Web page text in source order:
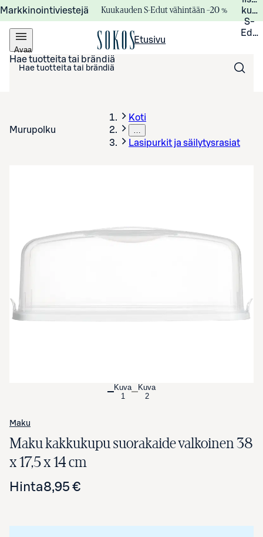
Markkinointiviestejä Kuukauden S-Edut vähintään –20 %
S-
Avaa
valikko
Etusivu
Hae tuotteita tai brändiä
Murupolku
Koti
…
Lasipurkit ja säilytysrasiat
Kuva
1
Kuva
2
Maku
Maku kakkukupu suorakaide valkoinen 38
x 17,5 x 14 cm
Hinta8,95 €